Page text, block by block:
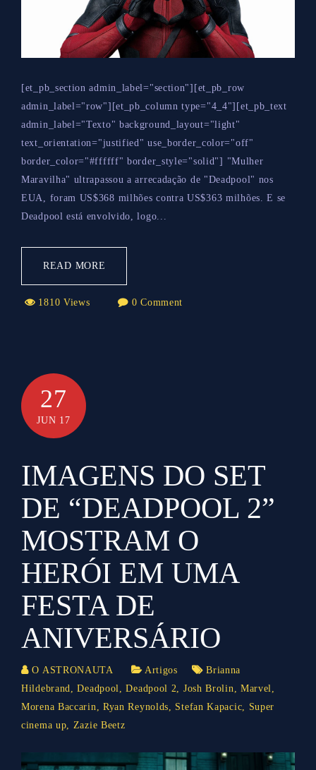
[et_pb_section admin_label="section"][et_pb_row
admin_label="row"][et_pb_column type="4_4"][et_pb_text
admin_label="Texto" background_layout="light"
text_orientation="justified" use_border_color="off"
border_color="#ffffff" border_style="solid"] "Mulher
Maravilha" ultrapassou a arrecadação de "Deadpool" nos
EUA, foram US$368 milhões contra US$363 milhões. E se
Deadpool está envolvido, logo...
READ MORE
1810 Views 0 Comment
27
JUN 17
IMAGENS DO SET
DE “DEADPOOL 2”
MOSTRAM O
HERÓI EM UMA
FESTA DE
ANIVERSÁRIO
O ASTRONAUTA Artigos
Brianna
Hildebrand,Deadpool,Deadpool 2, Josh Brolin, Marvel,
Morena Baccarin, Ryan Reynolds, Stefan Kapacic, Super
cinema up, Zazie Beetz